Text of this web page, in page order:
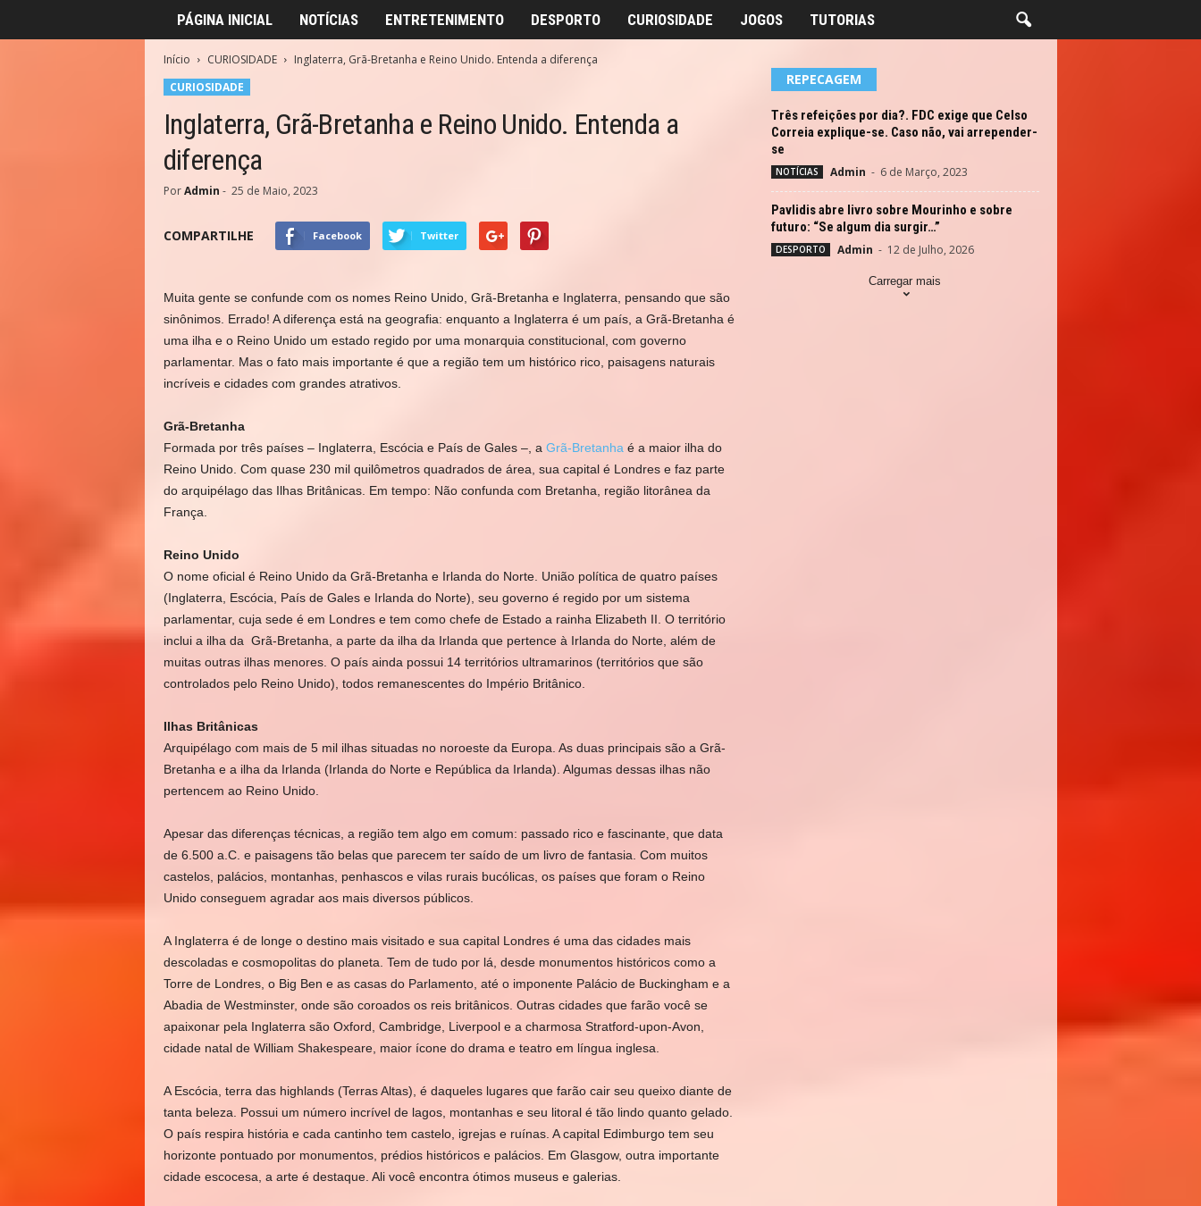
PÁGINA INICIAL NOTÍCIAS ENTRETENIMENTO DESPORTO CURIOSIDADE JOGOS TUTORIAS
Início CURIOSIDADE
Inglaterra, Grã-Bretanha e Reino Unido. Entenda a diferença
CURIOSIDADE
Inglaterra, Grã-Bretanha e Reino Unido. Entenda a
diferença
Por Admin - 25 de Maio, 2023
COMPARTILHE Facebook Twitter
Muita gente se confunde com os nomes Reino Unido, Grã-Bretanha e Inglaterra, pensando que são
sinônimos. Errado! A diferença está na geografia: enquanto a Inglaterra é um país, a Grã-Bretanha é
uma ilha e o Reino Unido um estado regido por uma monarquia constitucional, com governo
parlamentar. Mas o fato mais importante é que a região tem um histórico rico, paisagens naturais
incríveis e cidades com grandes atrativos.
Grã-Bretanha
Formada por três países – Inglaterra, Escócia e País de Gales –, a Grã-Bretanha é a maior ilha do
Reino Unido. Com quase 230 mil quilômetros quadrados de área, sua capital é Londres e faz parte
do arquipélago das Ilhas Britânicas. Em tempo: Não confunda com Bretanha, região litorânea da
França.
Reino Unido
O nome oficial é Reino Unido da Grã-Bretanha e Irlanda do Norte. União política de quatro países
(Inglaterra, Escócia, País de Gales e Irlanda do Norte), seu governo é regido por um sistema
parlamentar, cuja sede é em Londres e tem como chefe de Estado a rainha Elizabeth II. O território
inclui a ilha da Grã-Bretanha, a parte da ilha da Irlanda que pertence à Irlanda do Norte, além de
muitas outras ilhas menores. O país ainda possui 14 territórios ultramarinos (territórios que são
controlados pelo Reino Unido), todos remanescentes do Império Britânico.
Ilhas Britânicas
Arquipélago com mais de 5 mil ilhas situadas no noroeste da Europa. As duas principais são a Grã-
Bretanha e a ilha da Irlanda (Irlanda do Norte e República da Irlanda). Algumas dessas ilhas não
pertencem ao Reino Unido.
Apesar das diferenças técnicas, a região tem algo em comum: passado rico e fascinante, que data
de 6.500 a.C. e paisagens tão belas que parecem ter saído de um livro de fantasia. Com muitos
castelos, palácios, montanhas, penhascos e vilas rurais bucólicas, os países que foram o Reino
Unido conseguem agradar aos mais diversos públicos.
A Inglaterra é de longe o destino mais visitado e sua capital Londres é uma das cidades mais
descoladas e cosmopolitas do planeta. Tem de tudo por lá, desde monumentos históricos como a
Torre de Londres, o Big Ben e as casas do Parlamento, até o imponente Palácio de Buckingham e a
Abadia de Westminster, onde são coroados os reis britânicos. Outras cidades que farão você se
apaixonar pela Inglaterra são Oxford, Cambridge, Liverpool e a charmosa Stratford-upon-Avon,
cidade natal de William Shakespeare, maior ícone do drama e teatro em língua inglesa.
A Escócia, terra das highlands (Terras Altas), é daqueles lugares que farão cair seu queixo diante de
tanta beleza. Possui um número incrível de lagos, montanhas e seu litoral é tão lindo quanto gelado.
O país respira história e cada cantinho tem castelo, igrejas e ruínas. A capital Edimburgo tem seu
horizonte pontuado por monumentos, prédios históricos e palácios. Em Glasgow, outra importante
cidade escocesa, a arte é destaque. Ali você encontra ótimos museus e galerias.
REPECAGEM
Três refeições por dia?. FDC exige que Celso
Correia explique-se. Caso não, vai arrepender-
se
NOTÍCIAS Admin - 6 de Março, 2023
Pavlidis abre livro sobre Mourinho e sobre
futuro: “Se algum dia surgir…”
DESPORTO Admin - 12 de Julho, 2026
Carregar mais